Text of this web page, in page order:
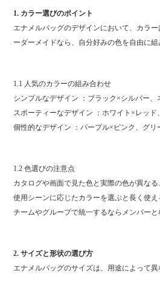
1. カラー選びのポイント
エナメルバッグのデザインにおいて、カラ
ーダーメイドなら、自分好みの色を自由に組
1.1 人気のカラーの組み合わせ
シンプルなデザイン ：ブラック×シルバー
スポーティーなデザイン ：ホワイト×レッ
個性的なデザイン ：パープル×ピンク、グリ
1.2 色選びの注意点
カタログや画面で見た色と実際の色が異なる
使用シーンに応じたカラーを選ぶと長く使え
チームやグループで統一するならメンバー
2. サイズと形状の選び方
エナメルバッグのサイズは、用途によって異